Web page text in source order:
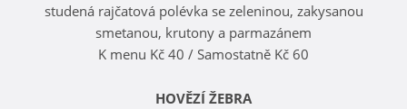
studená rajčatová polévka se zeleninou, zakysanou
smetanou, krutony a parmazánem
K menu Kč 40 / Samostatně Kč 60
HOVĚZÍ ŽEBRA